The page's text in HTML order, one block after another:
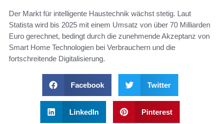
Der Markt für intelligente Haustechnik wächst stetig. Laut
Statista wird bis 2025 mit einem Umsatz von über 70 Milliarden
Euro gerechnet, bedingt durch die zunehmende Akzeptanz von
Smart Home Technologien bei Verbrauchern und die
fortschreitende Digitalisierung.
Facebook Twitter
LinkedIn Pinterest